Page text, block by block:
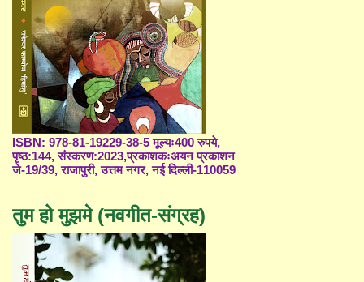
ISBN: 978-81-19229-38-5 मूल्यः400 रुपये,
पृष्ठ:144, संस्करण:2023,प्रकाशकःअयन प्रकाशन
जे-19/39, राजापुरी, उत्तम नगर, नई दिल्ली-110059
तुम हो मुझमे (नवगीत-संग्रह)